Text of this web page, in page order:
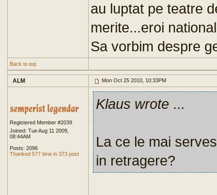
au luptat pe teatre
merite...eroi
Sa vorbim despre
Back to top
ALM Mon Oct 25 2010, 10:33PM
Registered Member #2039
Joined: Tue Aug 11 2009,
08:44AM
Posts: 2096
Thanked 577 time in 373 post
Klaus wrote ...
La ce le mai
in retragere?